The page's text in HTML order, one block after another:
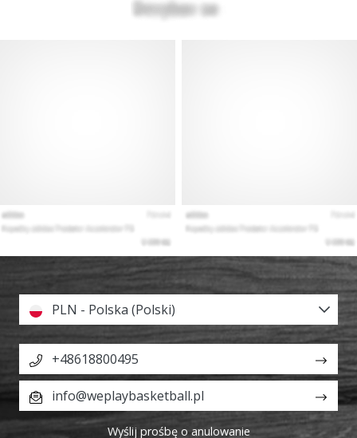
PLN - Polska (Polski)
+48618800495
info@weplaybasketball.pl
Wyślij prośbę o anulowanie